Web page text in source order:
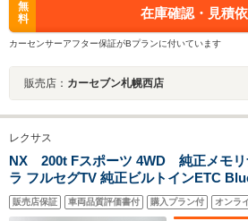
無
料
在庫確認・見積
カーセンサーアフター保証がBプランに付いています
販売店： カーセブン札幌西店
レクサス
NX 200t Fスポーツ 4WD 純正メモリ
ラ フルセグTV 純正ビルトインETC
電動リアゲート D N席パワーシート D
ー シートベンチレーション
販売店保証 車両品質評価書付 購入プラン付 オンラ